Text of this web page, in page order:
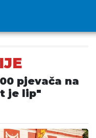
pjevača na
je lip"